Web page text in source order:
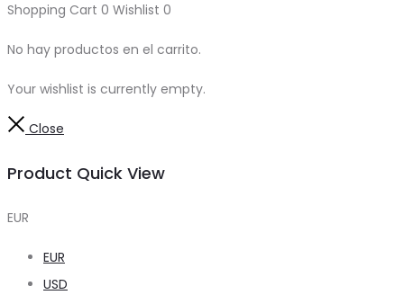
Shopping Cart 0 Wishlist 0
No hay productos en el carrito.
Your wishlist is currently empty.
Close
Product Quick View
EUR
EUR
USD